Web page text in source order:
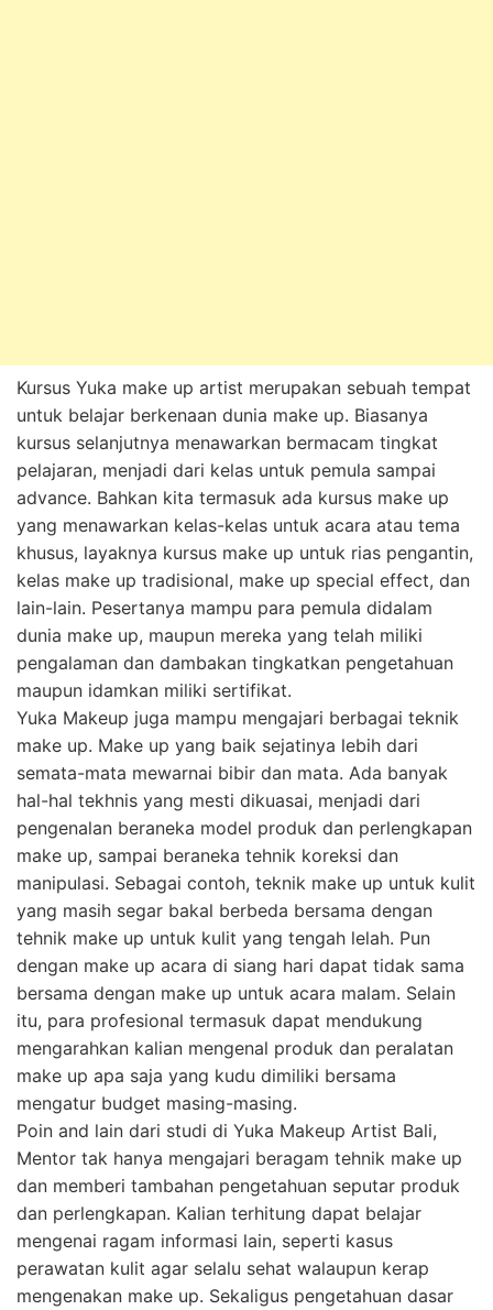
Kursus Yuka make up artist merupakan sebuah tempat
untuk belajar berkenaan dunia make up. Biasanya
kursus selanjutnya menawarkan bermacam tingkat
pelajaran, menjadi dari kelas untuk pemula sampai
advance. Bahkan kita termasuk ada kursus make up
yang menawarkan kelas-kelas untuk acara atau tema
khusus, layaknya kursus make up untuk rias pengantin,
kelas make up tradisional, make up special effect, dan
lain-lain. Pesertanya mampu para pemula didalam
dunia make up, maupun mereka yang telah miliki
pengalaman dan dambakan tingkatkan pengetahuan
maupun idamkan miliki sertifikat.
Yuka Makeup juga mampu mengajari berbagai teknik
make up. Make up yang baik sejatinya lebih dari
semata-mata mewarnai bibir dan mata. Ada banyak
hal-hal tekhnis yang mesti dikuasai, menjadi dari
pengenalan beraneka model produk dan perlengkapan
make up, sampai beraneka tehnik koreksi dan
manipulasi. Sebagai contoh, teknik make up untuk kulit
yang masih segar bakal berbeda bersama dengan
tehnik make up untuk kulit yang tengah lelah. Pun
dengan make up acara di siang hari dapat tidak sama
bersama dengan make up untuk acara malam. Selain
itu, para profesional termasuk dapat mendukung
mengarahkan kalian mengenal produk dan peralatan
make up apa saja yang kudu dimiliki bersama
mengatur budget masing-masing.
Poin and lain dari studi di Yuka Makeup Artist Bali,
Mentor tak hanya mengajari beragam tehnik make up
dan memberi tambahan pengetahuan seputar produk
dan perlengkapan. Kalian terhitung dapat belajar
mengenai ragam informasi lain, seperti kasus
perawatan kulit agar selalu sehat walaupun kerap
mengenakan make up. Sekaligus pengetahuan dasar